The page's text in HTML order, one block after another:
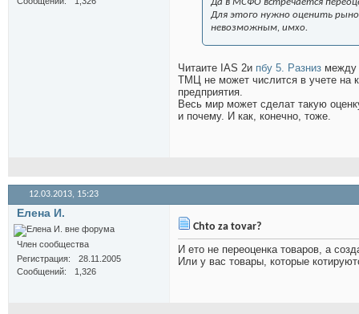
Да в МСФО встречается
Для этого нужно оценить
невозможным, имхо.
Читаите IAS 2и пбу 5. Разниз между
ТМЦ не может числится в учете на
предприятия.
Весь мир может сделат такую
и почему. И как, конечно, тоже.
12.03.2013, 15:23
Елена И.
Член сообщества
Регистрация
28.11.2005
Сообщений
1,326
Chto za tovar?
И ето не переоценка товаров, а
Или у вас товары, которые